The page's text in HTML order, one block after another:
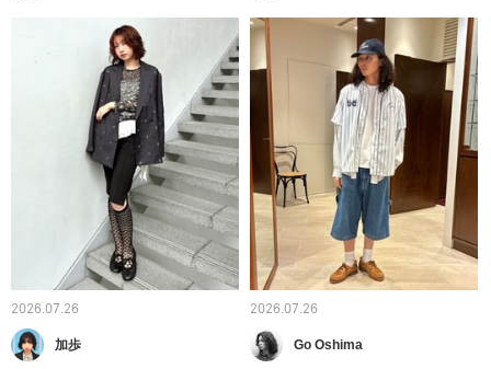
2026.07.26
加歩
2026.07.26
Go Oshima